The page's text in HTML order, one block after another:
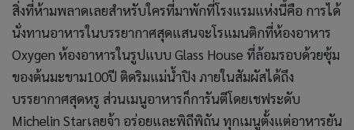
สิ่งที่ห้ามพลาดเลยสำหรับใครที่มาพักที่โรงแรมแห่งนี้คือ การได้
นั่งทานอาหารในบรรยากาศสุดแสนจะโรแมนติกที่ห้องอาหาร
Oxygen ห้องอาหารในรูปแบบ Glass House ที่ล้อมรอบด้วยซุ้ม
ของต้นมะขาม100ปี ติดริมแม่น้ำปิง ภายในสัมผัสได้ถึง
บรรยากาศสุดหรู ส่วนเมนูอาหารก็การันตีโดยเชฟระดับ
Michelin Starเลยจ้า อร่อยและพิถีพิถัน ทุกเมนูตั้งแต่อาหารยัน